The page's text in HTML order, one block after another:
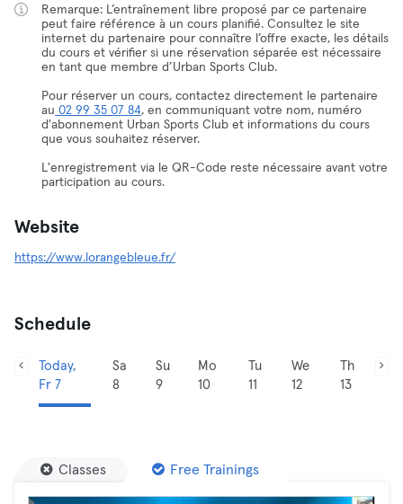
Remarque: L’entraînement libre proposé par ce partenaire
peut faire référence à un cours planifié. Consultez le site
internet du partenaire pour connaître l’offre exacte, les détails
du cours et vérifier si une réservation séparée est nécessaire
en tant que membre d’Urban Sports Club.
Pour réserver un cours, contactez directement le partenaire
au 02 99 35 07 84, en communiquant votre nom, numéro
d'abonnement Urban Sports Club et informations du cours
que vous souhaitez réserver.
L'enregistrement via le QR-Code reste nécessaire avant votre
participation au cours.
Website
https://www.lorangebleue.fr/
Schedule
Today,
Fr 7
Sa
8
Su
9
Mo
10
Tu
11
We
12
Th
13
Classes Free Trainings